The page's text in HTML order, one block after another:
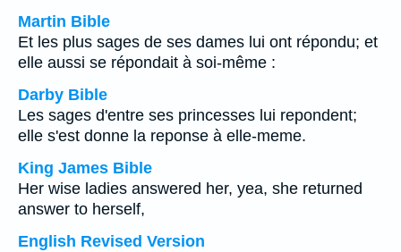
Martin Bible
Et les plus sages de ses dames lui ont répondu; et
elle aussi se répondait à soi-même :
Darby Bible
Les sages d'entre ses princesses lui repondent;
elle s'est donne la reponse à elle-meme.
King James Bible
Her wise ladies answered her, yea, she returned
answer to herself,
English Revised Version